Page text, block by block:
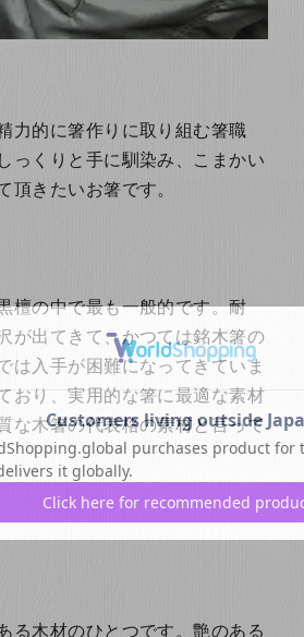
力的に箸作りに取り組む箸職
っくりと手に馴染み、こまかい
頂きたいお箸です。
檀の中で最も一般的です。耐
が出てきて、かつては銘木箸の
は入手が困難になってきていま
おり、実用的な箸に最適な素材
な木箸の代表格の素材と言って
る木材のひとつです。艶のある